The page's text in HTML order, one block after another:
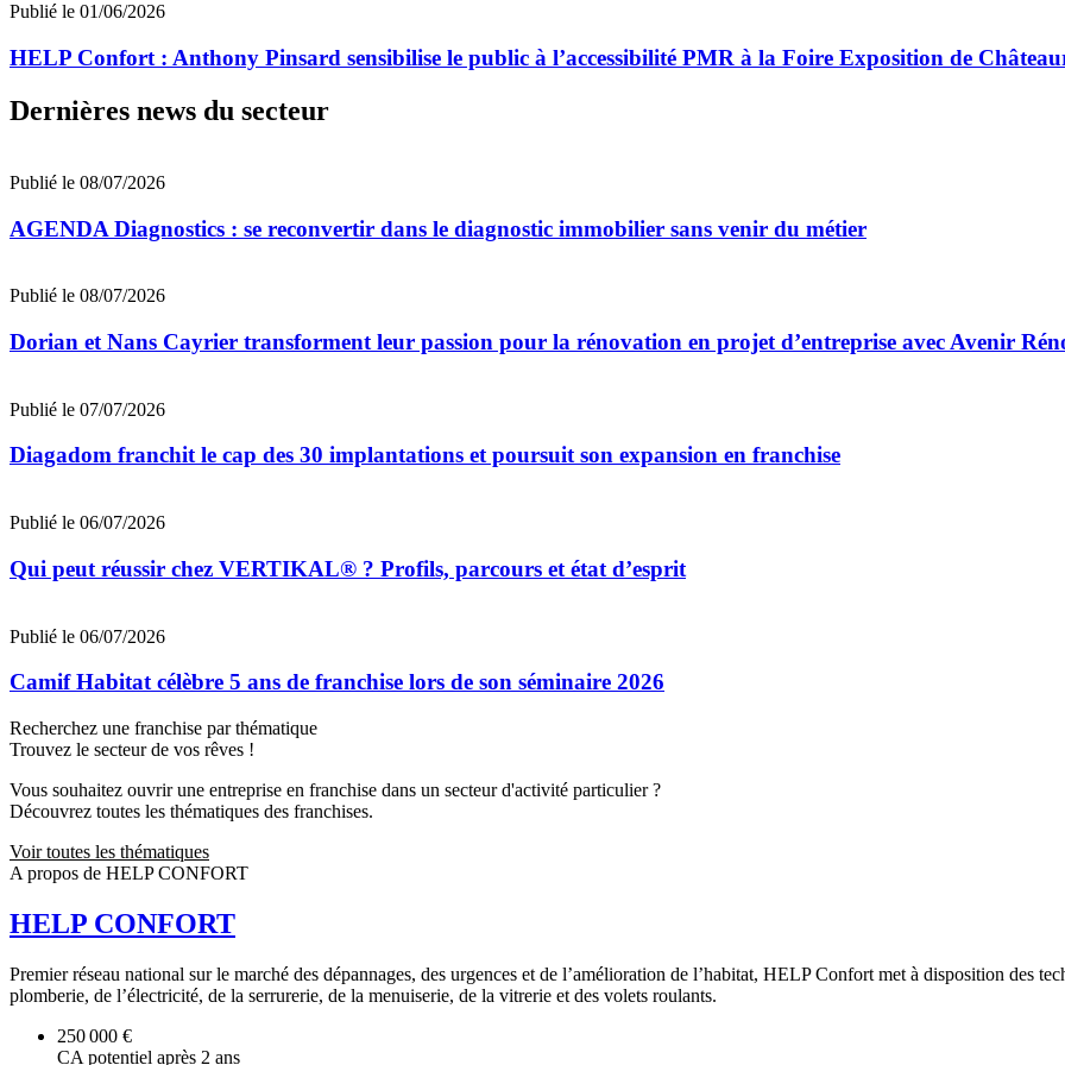
Publié le 01/06/2026
HELP Confort : Anthony Pinsard sensibilise le public à l’accessibilité PMR à la Foire Exposition de
Dernières news du secteur
Publié le 08/07/2026
AGENDA Diagnostics : se reconvertir dans le diagnostic immobilier sans venir du métier
Publié le 08/07/2026
Dorian et Nans Cayrier transforment leur passion pour la rénovation en projet d’entreprise avec Avenir
Publié le 07/07/2026
Diagadom franchit le cap des 30 implantations et poursuit son expansion en franchise
Publié le 06/07/2026
Qui peut réussir chez VERTIKAL® ? Profils, parcours et état d’esprit
Publié le 06/07/2026
Camif Habitat célèbre 5 ans de franchise lors de son séminaire 2026
Recherchez une franchise par thématique
Trouvez le secteur de vos rêves !
Vous souhaitez ouvrir une entreprise en franchise dans un secteur d'activité particulier ?
Découvrez toutes les thématiques des franchises.
Voir toutes les thématiques
A propos de HELP CONFORT
HELP CONFORT
Premier réseau national sur le marché des dépannages, des urgences et de l’amélioration de l’habitat, HELP Confort met à disposition des
plomberie, de l’électricité, de la serrurerie, de la menuiserie, de la vitrerie et des volets roulants.
250 000 €
CA potentiel après 2 ans